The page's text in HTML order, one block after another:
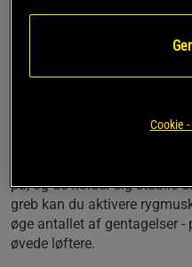
Trækremme Premium -
slidstærkt og robust bomuld
på, og de holder sig stabile
greb kan du aktivere
øge antallet af gentagelser -
øvede løftere.
Cookie